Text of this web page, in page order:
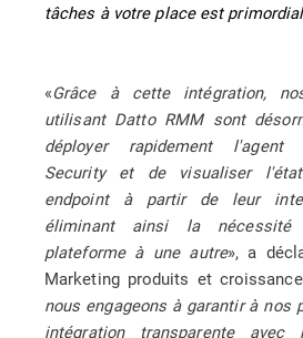
tâches à votre place est
«Grâce à cette intégration,
utilisant Datto RMM sont
déployer rapidement l'agent
Security et de visualiser
endpoint à partir de leur
éliminant ainsi la
plateforme à une autre», a
Marketing produits et
nous engageons à garantir à nos
intégration transparente